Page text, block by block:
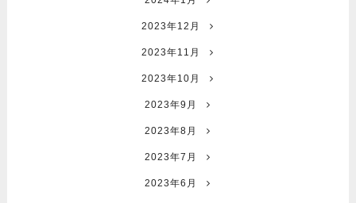
2023年12月
2023年11月
2023年10月
2023年9月
2023年8月
2023年7月
2023年6月